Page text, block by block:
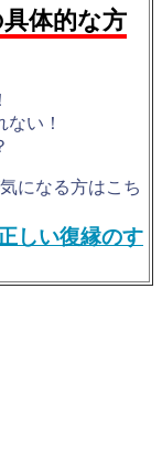
体的な方
い！
になる方はこち
しい復縁のす